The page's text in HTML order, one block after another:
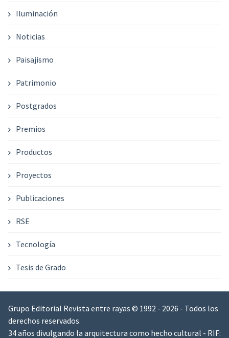
Iluminación
Noticias
Paisajismo
Patrimonio
Postgrados
Premios
Productos
Proyectos
Publicaciones
RSE
Tecnología
Tesis de Grado
Grupo Editorial Revista entre rayas © 1992 - 2026 - Todos los
derechos reservados.
34 años divulgando la arquitectura como hecho cultural - RIF: